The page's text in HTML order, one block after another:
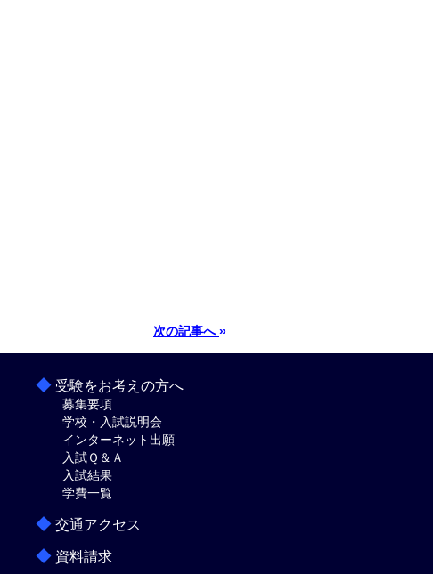
次の記事へ »
◆ 受験をお考えの方へ
募集要項
学校・入試説明会
インターネット出願
入試Ｑ＆Ａ
入試結果
学費一覧
◆ 交通アクセス
◆ 資料請求